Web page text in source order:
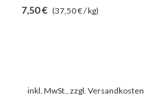
7,50 € (37,50 € / kg)
inkl. MwSt., zzgl.